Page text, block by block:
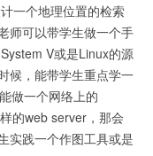
一个地理位置的检索
师可以带学生做一个手
V或是Linux的源
候，能带学生重点学一
做一个网络上的
的web server，那会
实践一个作图工具或是